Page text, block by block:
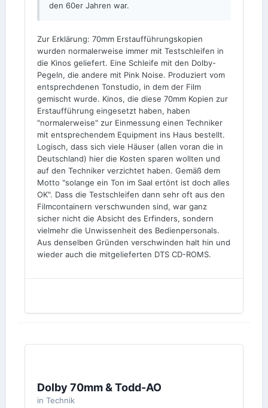
den 60er Jahren war.
Zur Erklärung: 70mm Erstaufführungskopien
wurden normalerweise immer mit Testschleifen in
die Kinos geliefert. Eine Schleife mit den Dolby-
Pegeln, die andere mit Pink Noise. Produziert vom
entsprechdenen Tonstudio, in dem der Film
gemischt wurde. Kinos, die diese 70mm Kopien zur
Erstaufführung eingesetzt haben, haben
"normalerweise" zur Einmessung einen Techniker
mit entsprechendem Equipment ins Haus bestellt.
Logisch, dass sich viele Häuser (allen voran die in
Deutschland) hier die Kosten sparen wollten und
auf den Techniker verzichtet haben. Gemäß dem
Motto "solange ein Ton im Saal ertönt ist doch alles
OK". Dass die Testschleifen dann sehr oft aus den
Filmcontainern verschwunden sind, war ganz
sicher nicht die Absicht des Erfinders, sondern
vielmehr die Unwissenheit des Bedienpersonals.
Aus denselben Gründen verschwinden halt hin und
wieder auch die mitgelieferten DTS CD-ROMS.
Dolby 70mm & Todd-AO
in Technik